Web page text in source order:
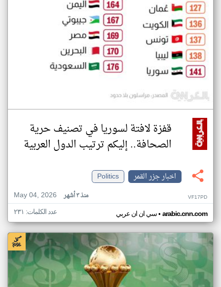
قفزة لافتة لسوريا في تصنيف حرية
الصحافة.. إليكم ترتيب الدول العربية
اخبار جزر القمر
Politics
May 04, 2026
منذ ٣ أشهر VF17PD
سي ان ان عربي• arabic.cnn.com عدد الكلمات: ٢٣١